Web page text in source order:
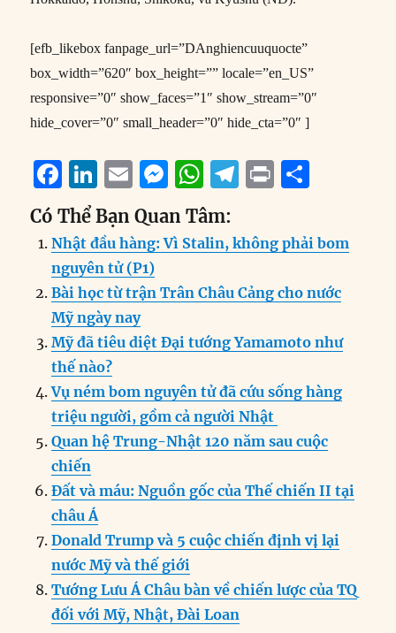
[efb_likebox fanpage_url=”DAnghiencuuquocte”
box_width=”620″ box_height=”” locale=”en_US”
responsive=”0″ show_faces=”1″ show_stream=”0″
hide_cover=”0″ small_header=”0″ hide_cta=”0″ ]
F
a
c
e
b
o
o
k
Li
n
k
e
d
I
n
E
m
ai
l
M
ss
e
n
er
W
h
at
s
A
p
T
e
g
r
m
P
n
t
a
re
Có Thể Bạn Quan Tâm:
Nhật đầu hàng: Vì Stalin, không phải bom
nguyên tử (P1)
Bài học từ trận Trân Châu Cảng cho nước
Mỹ ngày nay
Mỹ đã tiêu diệt Đại tướng Yamamoto như
thế nào?
Vụ ném bom nguyên tử đã cứu sống hàng
triệu người, gồm cả người Nhật
Quan hệ Trung-Nhật 120 năm sau cuộc
chiến
Đất và máu: Nguồn gốc của Thế chiến II tại
châu Á
Donald Trump và 5 cuộc chiến định vị lại
nước Mỹ và thế giới
Tướng Lưu Á Châu bàn về chiến lược của TQ
đối với Mỹ, Nhật, Đài Loan